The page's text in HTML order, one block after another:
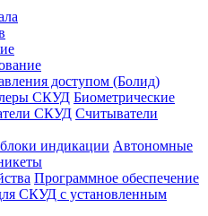
доступом (Болид)
СКУД Биометрические
СКУД Считыватели
индикации Автономные
Программное обеспечение
СКУД с установленным